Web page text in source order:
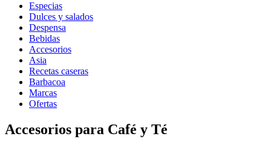
Especias
Dulces y salados
Despensa
Bebidas
Accesorios
Asia
Recetas caseras
Barbacoa
Marcas
Ofertas
Accesorios para Café y Té